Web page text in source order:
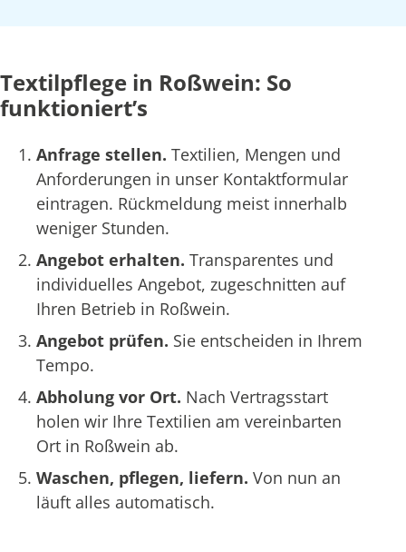
Textilpflege in Roßwein: So
funktioniert’s
Anfrage stellen. Textilien, Mengen und
Anforderungen in unser Kontaktformular
eintragen. Rückmeldung meist innerhalb
weniger Stunden.
Angebot erhalten. Transparentes und
individuelles Angebot, zugeschnitten auf
Ihren Betrieb in Roßwein.
Angebot prüfen. Sie entscheiden in Ihrem
Tempo.
Abholung vor Ort. Nach Vertragsstart
holen wir Ihre Textilien am vereinbarten
Ort in Roßwein ab.
Waschen, pflegen, liefern. Von nun an
läuft alles automatisch.